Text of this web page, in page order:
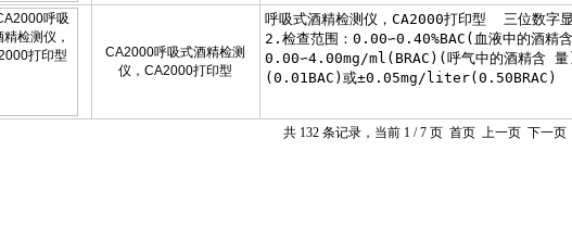
CA2000呼吸式酒精检测
仪，CA2000打印型
共 132 条记录，当前 1 / 7 页 首页 上一页 下一页